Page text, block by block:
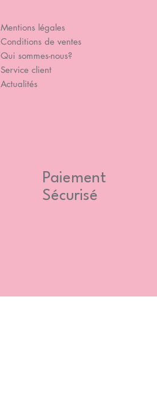
Mentions légales
Conditions de ventes
Qui sommes-nous?
Service client
Actualités
Paiement
Sécurisé